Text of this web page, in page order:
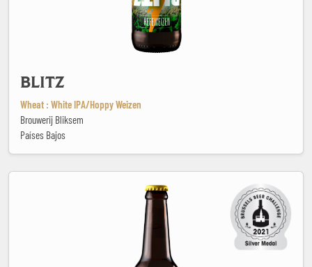
BLITZ
Wheat : White IPA/Hoppy Weizen
Brouwerij Bliksem
Países Bajos